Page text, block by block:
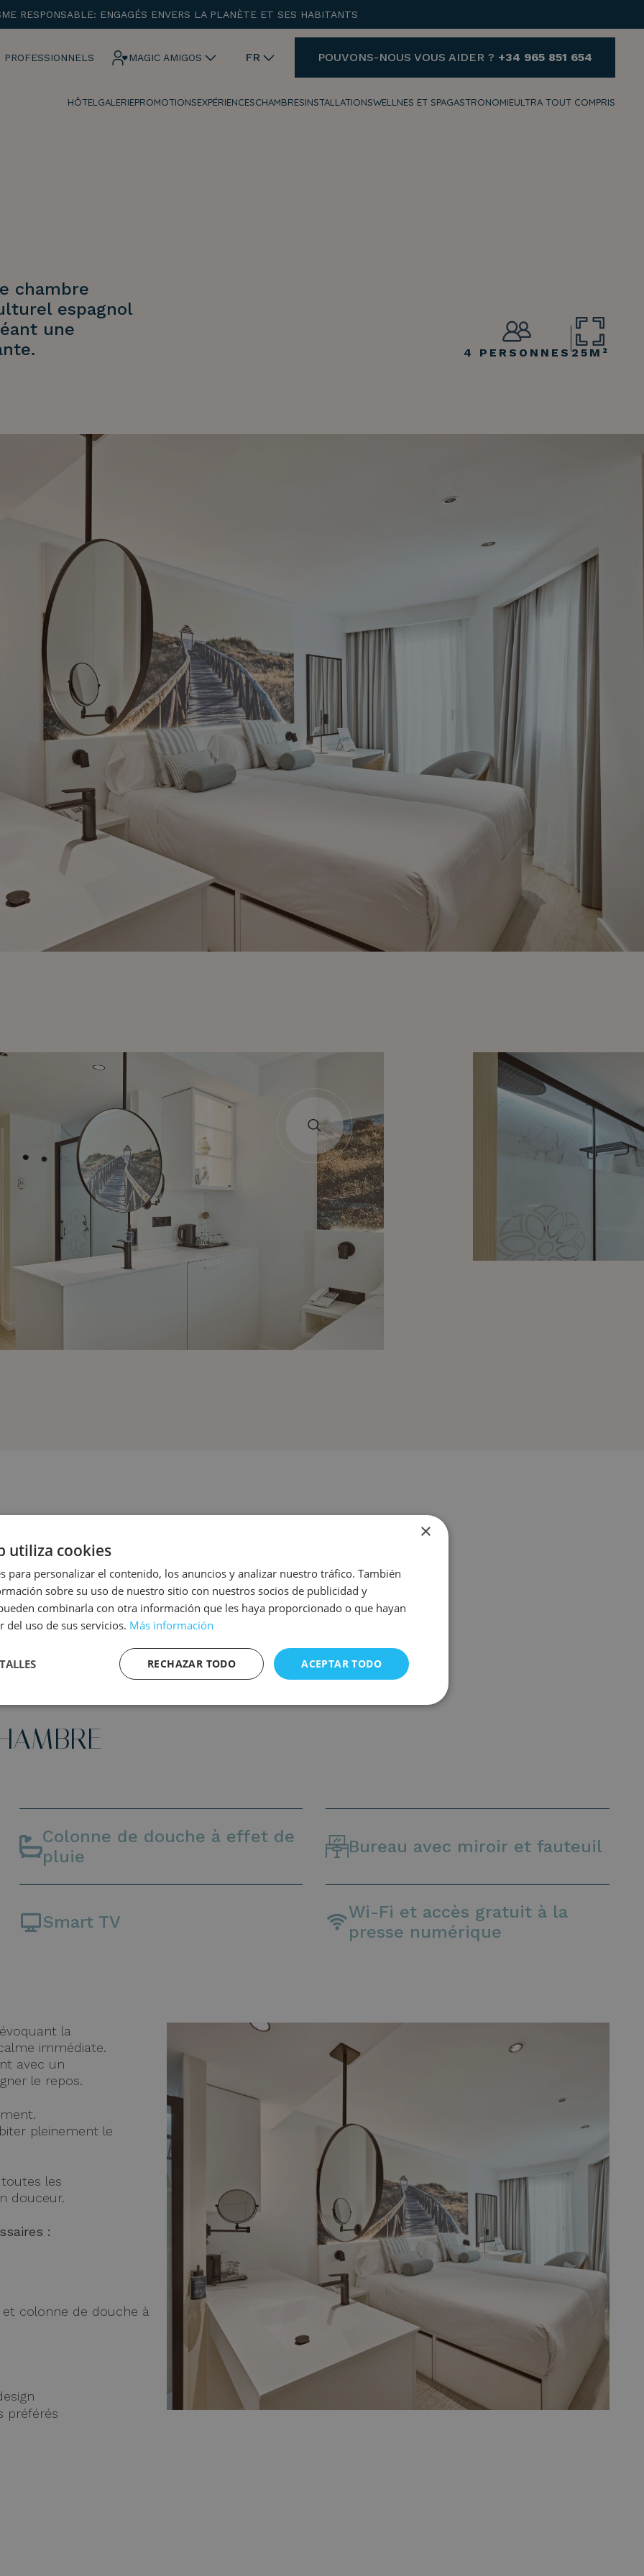
RESPONSABLE: ENGAGÉS ENVERS LA PLANÈTE ET SES HABITANTS
PROFESSIONNELS MAGIC AMIGOS FR POUVONS-NOUS VOUS AIDER ? +34 965 851 654
Rubriques d'aide
Annuler ma réservation
Bonjour !
HÔTEL GALERIEPROMOTIONSEXPÉRIENCESCHAMBRESINSTALLATIONSWELLNES ET SPAGASTRONOMIEULTRA TOUT COMPRIS
chambre
espagnol
une
4 PERSONNES 25M²
VOUS ?
Colonne de douche à effet de
pluie
Bureau avec miroir et fauteuil
Smart TV
Wi-Fi et accès gratuit à la
presse numérique
la
immédiate.
avec un
le repos.
pleinement le
les
douceur.
:
colonne de douche à
préférés
×
utiliza cookies
para personalizar el contenido, los anuncios y analizar nuestro tráfico. También
sobre su uso de nuestro sitio con nuestros socios de publicidad y
combinarla con otra información que les haya proporcionado o que hayan
del uso de sus servicios. Más información
ACEPTAR TODO
RECHAZAR TODO